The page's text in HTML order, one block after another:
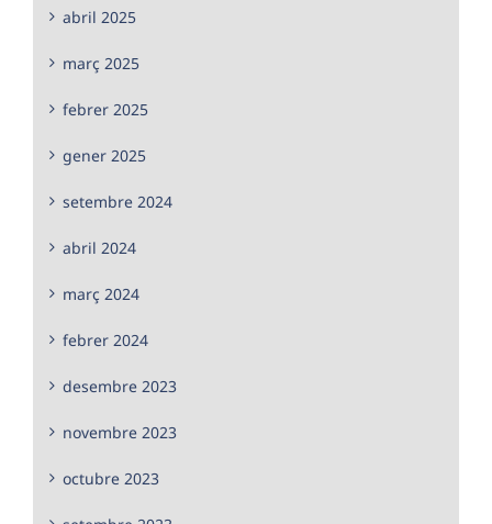
abril 2025
març 2025
febrer 2025
gener 2025
setembre 2024
abril 2024
març 2024
febrer 2024
desembre 2023
novembre 2023
octubre 2023